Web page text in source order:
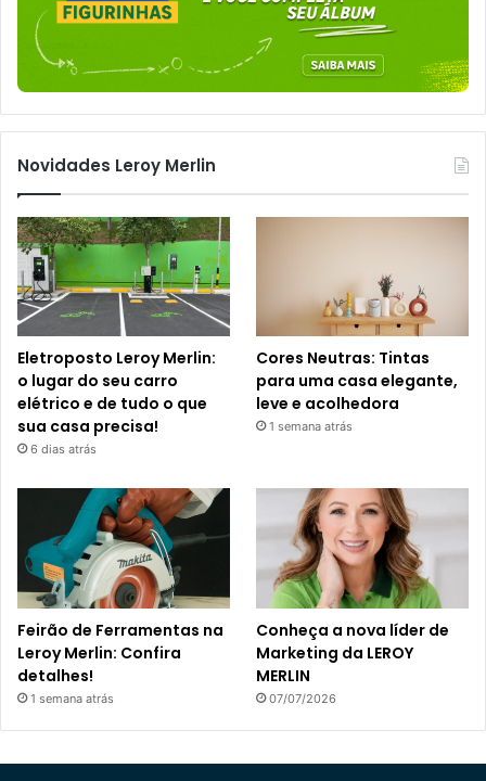
Novidades Leroy Merlin
Eletroposto Leroy Merlin:
o lugar do seu carro
elétrico e de tudo o que
sua casa precisa!
6 dias atrás
Cores Neutras: Tintas
para uma casa elegante,
leve e acolhedora
1 semana atrás
Feirão de Ferramentas na
Leroy Merlin: Confira
detalhes!
1 semana atrás
Conheça a nova líder de
Marketing da LEROY
MERLIN
07/07/2026